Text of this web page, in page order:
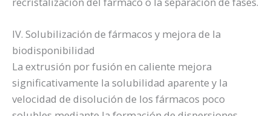
IV. Solubilización de fármacos y mejora de la
biodisponibilidad
La extrusión por fusión en caliente mejora
significativamente la solubilidad aparente y la
velocidad de disolución de los fármacos poco